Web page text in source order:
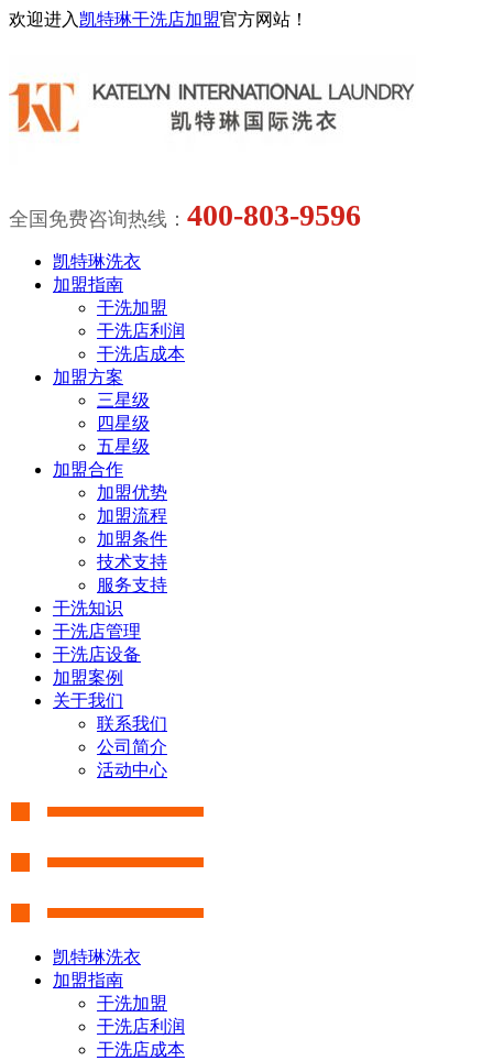
欢迎进入凯特琳干洗店加盟官方网站！
全国免费咨询热线： 400-803-9596
凯特琳洗衣
加盟指南
干洗加盟
干洗店利润
干洗店成本
加盟方案
三星级
四星级
五星级
加盟合作
加盟优势
加盟流程
加盟条件
技术支持
服务支持
干洗知识
干洗店管理
干洗店设备
加盟案例
关于我们
联系我们
公司简介
活动中心
凯特琳洗衣
加盟指南
干洗加盟
干洗店利润
干洗店成本